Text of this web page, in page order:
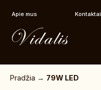
Apie mus Kontaktai
Pradžia → 79W LED